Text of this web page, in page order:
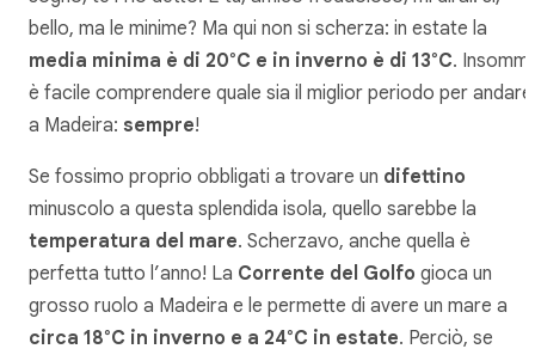
bello, ma le minime? Ma qui non si scherza: in estate la
media minima è di 20°C e in inverno è di 13°C.
è facile comprendere quale sia il miglior periodo per andare
a Madeira: sempre!
Se fossimo proprio obbligati a trovare un difettino
minuscolo a questa splendida isola, quello sarebbe la
temperatura del mare. Scherzavo, anche quella è
perfetta tutto l’anno! La Corrente del Golfo gioca un
grosso ruolo a Madeira e le permette di avere un mare a
circa 18°C in inverno e a 24°C in estate. Perciò, se